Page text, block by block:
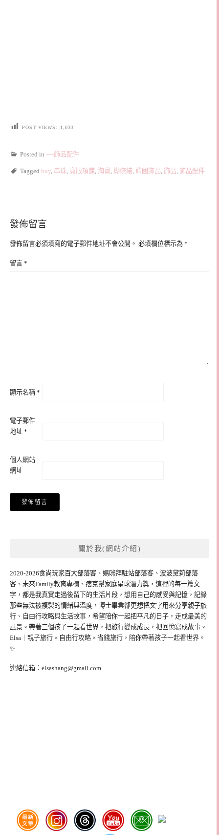
POST VIEWS: 1,033
Posted in ----飾品配件
Tagged buy, 串珠, 寬版項鍊, 淘寶, 蝴蝶結, 韓國飾品, 飾品, 飾品配件
發佈留言
發佈留言必須填寫的電子郵件地址不會公開。 必填欄位標示為 *
留言 *
顯示名稱 *
電子郵件
地址 *
個人網站
網址
關於我(網站介紹)
2020-2026食尚玩家百大部落客、媽咪拜駐站部落客、波波黛莉部落
客、未來Family教育專欄、痞克幫家庭星球潛力獎，這裡的每一篇文
字，都是我真實走過後留下的生活片段，想用自己的感受與記憶，記錄
那些無法被複製的情緒與溫度，博士畢業卻更想把文字用來分享親子旅
行、自由行攻略與生活故事，希望陪你一起把平凡的日子，走成最美的
風景。帶著三個孩子一起看世界，把旅行變成成長，把回憶寫成故事。
Elsa｜親子旅行 × 自由行攻略 × 省錢旅行，陪你帶著孩子一起看世界。
✨
連絡信箱： elsashang@gmail.com